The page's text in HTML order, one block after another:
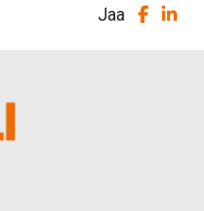
Jaa